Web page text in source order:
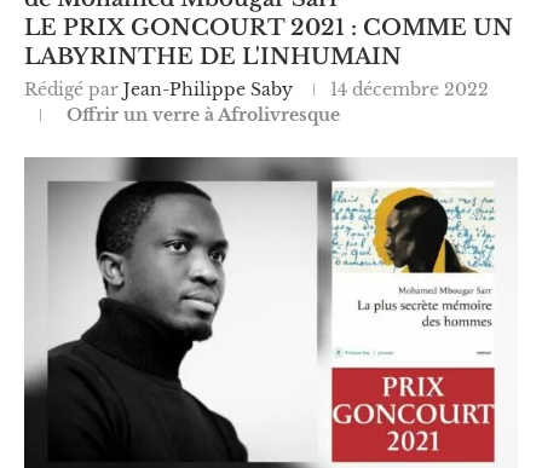
LE PRIX GONCOURT 2021 : COMME UN
LABYRINTHE DE L'INHUMAIN
Rédigé par Jean-Philippe Saby
14 décembre 2022
Offrir un verre à Afrolivresque